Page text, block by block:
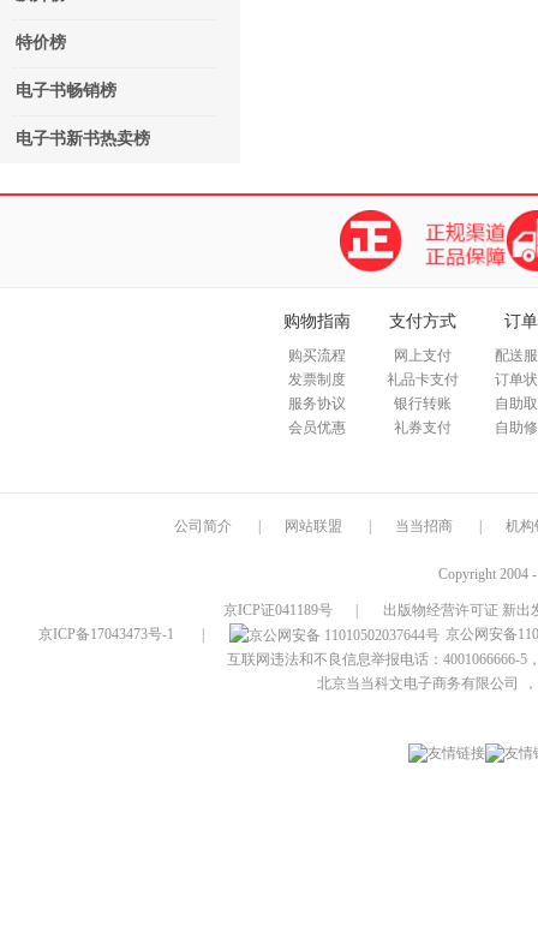
特价榜
电子书畅销榜
电子书新书热卖榜
购物指南
购买流程
发票制度
服务协议
会员优惠
支付方式
网上支付
礼品卡支付
银行转账
礼券支付
订
配送
订单
自助
自助
公司简介 网站联盟 当当招商 机构
Copyright 2004
京ICP证041189号
出版物经营许可证 新出
京ICP备17043473号-1
京公网安备
互联网违法和不良信息举报电话：4001066666-5
北京当当科文电子商务有限公司